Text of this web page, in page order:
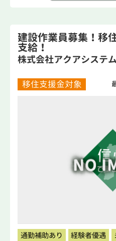
建設作業員募集！移
支給！
株式会社アクアシステム
移住支援金対象
通勤補助あり 経験者優遇